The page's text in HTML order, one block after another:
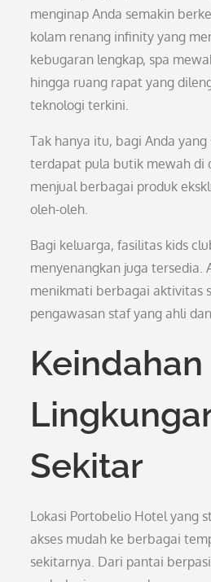
menginap Anda semakin
kolam renang infinity yang
kebugaran lengkap, spa
hingga ruang rapat yang
teknologi terkini.
Tak hanya itu, bagi Anda
terdapat pula butik mewah di
menjual berbagai produk
oleh-oleh.
Bagi keluarga, fasilitas kids
menyenangkan juga tersedia.
menikmati berbagai aktivitas
pengawasan staf yang ahli
Keindahan
Sekitar
Lokasi Portobelio Hotel yang
akses mudah ke berbagai
sekitarnya. Dari pantai